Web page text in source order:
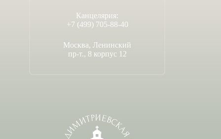
Канцелярия:
+7 (499) 705-88-40
Москва, Ленинский
пр-т., 8 корпус 12